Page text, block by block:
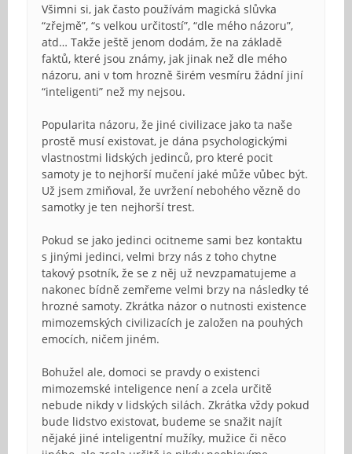
Všimni si, jak často používám magická slůvka
“zřejmě”, “s velkou určitostí”, “dle mého názoru”,
atd… Takže ještě jenom dodám, že na základě
faktů, které jsou známy, jak jinak než dle mého
názoru, ani v tom hrozně širém vesmíru žádní jiní
“inteligenti” než my nejsou.
Popularita názoru, že jiné civilizace jako ta naše
prostě musí existovat, je dána psychologickými
vlastnostmi lidských jedinců, pro které pocit
samoty je to nejhorší mučení jaké může vůbec být.
Už jsem zmiňoval, že uvržení nebohého vězně do
samotky je ten nejhorší trest.
Pokud se jako jedinci ocitneme sami bez kontaktu
s jinými jedinci, velmi brzy nás z toho chytne
takový psotník, že se z něj už nevzpamatujeme a
nakonec bídně zemřeme velmi brzy na následky té
hrozné samoty. Zkrátka názor o nutnosti existence
mimozemských civilizacích je založen na pouhých
emocích, ničem jiném.
Bohužel ale, domoci se pravdy o existenci
mimozemské inteligence není a zcela určitě
nebude nikdy v lidských silách. Zkrátka vždy pokud
bude lidstvo existovat, budeme se snažit najít
nějaké jiné inteligentní mužíky, mužice či něco